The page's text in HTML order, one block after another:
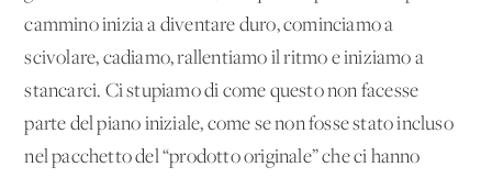
cammino inizia a diventare duro, cominciamo a
scivolare, cadiamo, rallentiamo il ritmo e iniziamo a
stancarci. Ci stupiamo di come questo non facesse
parte del piano iniziale, come se non fosse stato incluso
nel pacchetto del “prodotto originale” che ci hanno